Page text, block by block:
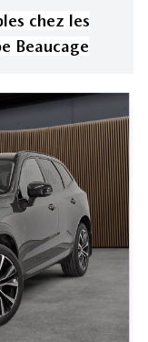
s chez les
Beaucage